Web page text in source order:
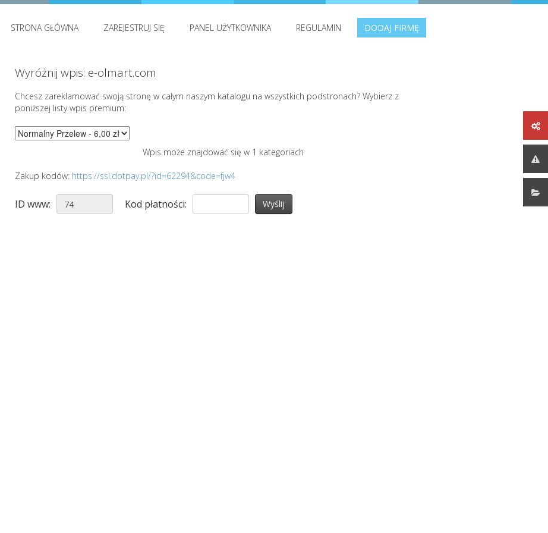
STRONA GŁÓWNA ZAREJESTRUJ SIĘ PANEL UŻYTKOWNIKA REGULAMIN DODAJ FIRMĘ
Wyróżnij wpis: e-olmart.com
Chcesz zareklamować swoją stronę w całym naszym katalogu na wszystkich podstronach? Wybierz z
poniższej listy wpis premium:
Wpis może znajdować się w 1 kategoriach
Zakup kodów: https://ssl.dotpay.pl/?id=62294&code=fjw4
ID www: Kod płatności: